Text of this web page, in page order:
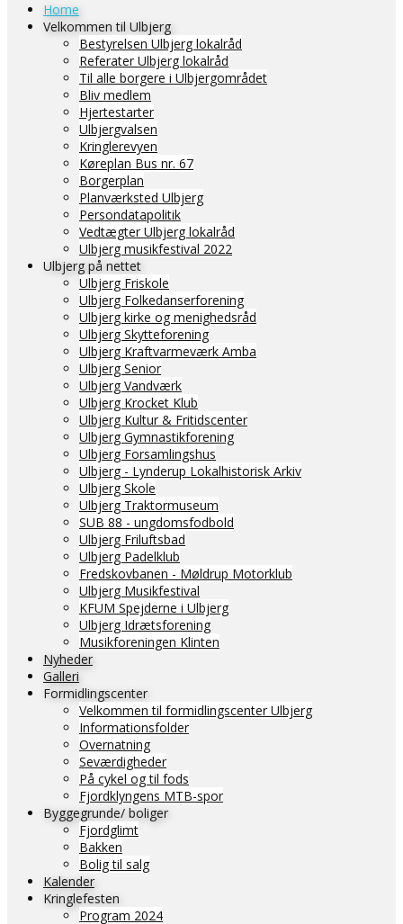
Home
Velkommen til Ulbjerg
Bestyrelsen Ulbjerg lokalråd
Referater Ulbjerg lokalråd
Til alle borgere i Ulbjergområdet
Bliv medlem
Hjertestarter
Ulbjergvalsen
Kringlerevyen
Køreplan Bus nr. 67
Borgerplan
Planværksted Ulbjerg
Persondatapolitik
Vedtægter Ulbjerg lokalråd
Ulbjerg musikfestival 2022
Ulbjerg på nettet
Ulbjerg Friskole
Ulbjerg Folkedanserforening
Ulbjerg kirke og menighedsråd
Ulbjerg Skytteforening
Ulbjerg Kraftvarmeværk Amba
Ulbjerg Senior
Ulbjerg Vandværk
Ulbjerg Krocket Klub
Ulbjerg Kultur & Fritidscenter
Ulbjerg Gymnastikforening
Ulbjerg Forsamlingshus
Ulbjerg - Lynderup Lokalhistorisk Arkiv
Ulbjerg Skole
Ulbjerg Traktormuseum
SUB 88 - ungdomsfodbold
Ulbjerg Friluftsbad
Ulbjerg Padelklub
Fredskovbanen - Møldrup Motorklub
Ulbjerg Musikfestival
KFUM Spejderne i Ulbjerg
Ulbjerg Idrætsforening
Musikforeningen Klinten
Nyheder
Galleri
Formidlingscenter
Velkommen til formidlingscenter Ulbjerg
Informationsfolder
Overnatning
Seværdigheder
På cykel og til fods
Fjordklyngens MTB-spor
Byggegrunde/ boliger
Fjordglimt
Bakken
Bolig til salg
Kalender
Kringlefesten
Program 2024